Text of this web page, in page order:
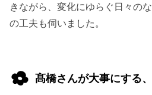
きながら、変化にゆらぐ日々の
の工夫も伺いました。
髙橋さんが大事にする